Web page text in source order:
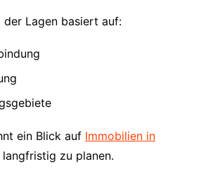
der Lagen basiert auf:
ein Blick auf Immobilien in
langfristig zu planen.